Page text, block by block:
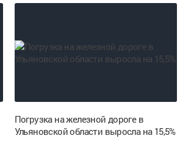
Погрузка на железной дороге в
Ульяновской области выросла на 15,5%